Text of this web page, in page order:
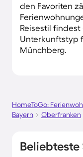
den Favoriten
Reisestil
Unterkunftstyp
Münchberg.
HomeToGo:
Bayern
Oberfranken
Beliebteste